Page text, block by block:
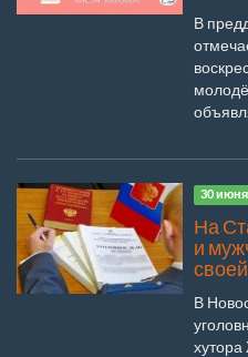
В
30 июня
На
и
В